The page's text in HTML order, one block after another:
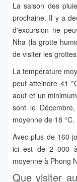
La saison des
prochaine. Il y a
d'excursion ne
Nha (la grotte
de visiter les
La température
peut atteindre 41
aout et un
sont le
moyenne de 18 °C.
Avec plus de 160
ici est de 2 000 à
moyenne à Phong
Que visiter